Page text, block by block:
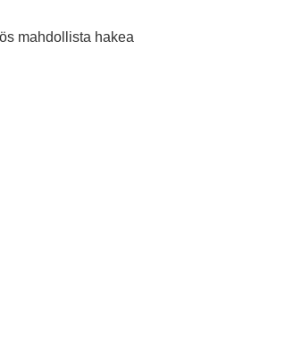
mahdollista hakea